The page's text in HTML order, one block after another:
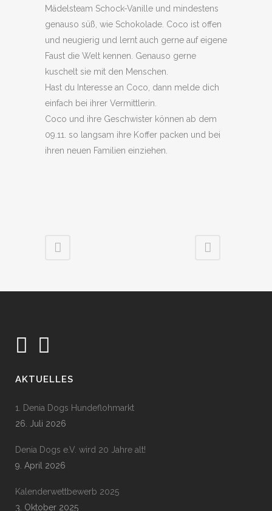
Mädelsteam Schock-Vanille und mindestens
genauso süß, wie Schokolade. Coco ist offen
und neugierig und lernt auch gerne auf eigene
Faust die Welt kennen. Genauso gerne
kuschelt sie mit den Menschen.
Hast du Interesse an Coco, dann melde dich
einfach bei ihrer Vermittlerin.
Coco und ihre Geschwister können ab dem
09.11. so langsam ihre Koffer packen und bei
ihren neuen Familien einziehen.
AKTUELLES
1. Denia Dogs Hundeflohmarkt
26. Juli 2026
Denia Dogs e.V. wird 20 Jahre alt!
9. April 2026
Kalenderwettbewerb 2025
3. Oktober 2025